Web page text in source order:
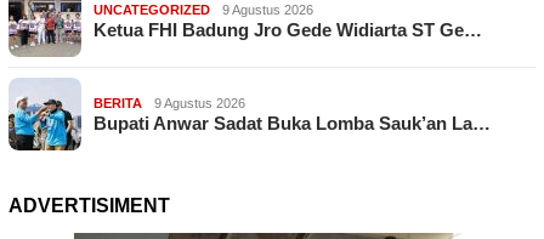
UNCATEGORIZED 9 Agustus 2026
Ketua FHI Badung Jro Gede Widiarta ST Ge…
BERITA 9 Agustus 2026
Bupati Anwar Sadat Buka Lomba Sauk’an La…
ADVERTISIMENT